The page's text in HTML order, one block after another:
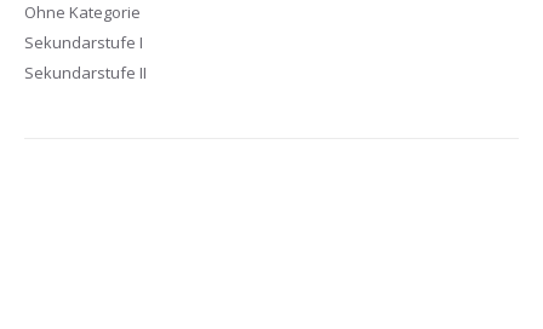
Ohne Kategorie
Sekundarstufe I
Sekundarstufe II